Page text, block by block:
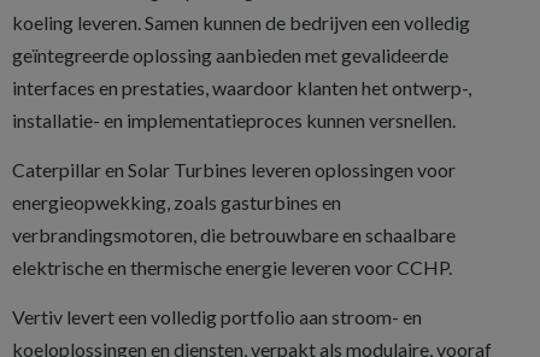
koeling leveren. Samen kunnen de bedrijven een volledig
geïntegreerde oplossing aanbieden met gevalideerde
interfaces en prestaties, waardoor klanten het ontwerp-,
installatie- en implementatieproces kunnen versnellen.
Caterpillar en Solar Turbines leveren oplossingen voor
energieopwekking, zoals gasturbines en
verbrandingsmotoren, die betrouwbare en schaalbare
elektrische en thermische energie leveren voor CCHP.
Vertiv levert een volledig portfolio aan stroom- en
koeloplossingen en diensten, verpakt als modulaire, vooraf